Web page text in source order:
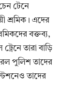
টেনে
শ্রমিক। এদের
বক্তব্য,
তারা বাড়ি
পুলিশ তাদের
তাদের